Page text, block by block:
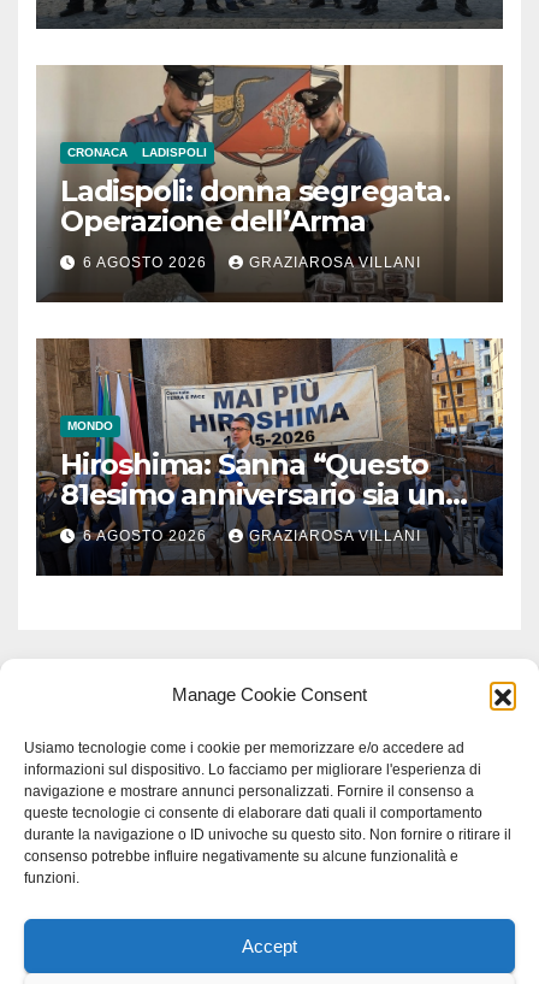
Manage Cookie Consent
Usiamo tecnologie come i cookie per memorizzare e/o accedere ad
informazioni sul dispositivo. Lo facciamo per migliorare l'esperienza di
navigazione e mostrare annunci personalizzati. Fornire il consenso a
queste tecnologie ci consente di elaborare dati quali il comportamento
durante la navigazione o ID univoche su questo sito. Non fornire o ritirare il
consenso potrebbe influire negativamente su alcune funzionalità e
funzioni.
Accept
CRONACA LADISPOLI
Ladispoli: donna segregata.
Operazione dell’Arma
6 AGOSTO 2026 GRAZIAROSA VILLANI
MONDO
Hiroshima: Sanna “Questo
81esimo anniversario sia un
monito per tutti”
6 AGOSTO 2026 GRAZIAROSA VILLANI
Proudly powered by WordPress|Tema: Newspaperex di